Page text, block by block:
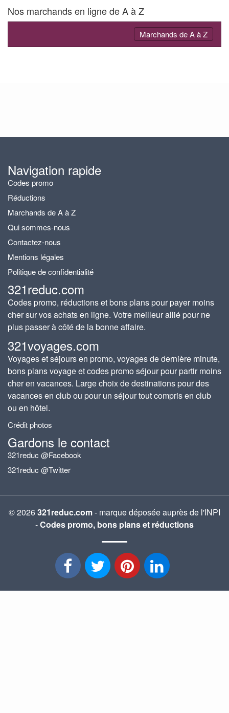
Nos marchands en ligne de A à Z
Activer
ou
Marchands de A à Z
Navigation rapide
Codes promo
Réductions
Marchands de A à Z
Qui sommes-nous
Contactez-nous
Mentions légales
Politique de confidentialité
321reduc.com
Codes promo, réductions et bons plans pour payer moins
cher sur vos achats en ligne. Votre meilleur allié pour ne
plus passer à côté de la bonne affaire.
321voyages.com
Voyages et séjours en promo, voyages de dernière minute,
bons plans voyage et codes promo séjour pour partir moins
cher en vacances. Large choix de destinations pour des
vacances en club ou pour un séjour tout compris en club
ou en hôtel.
Crédit photos
Gardons le contact
321reduc @Facebook
321reduc @Twitter
© 2026321reduc.com- marque déposée auprès de l'INPI
-Codes promo, bons plans et réductions